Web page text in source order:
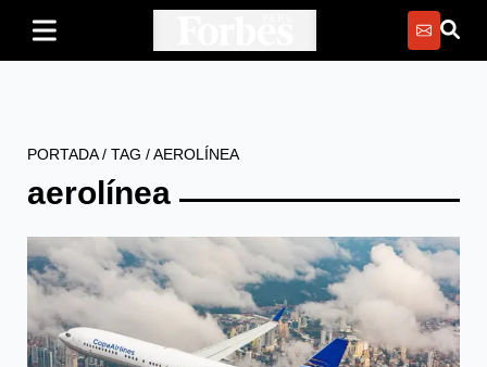
PORTADA/ TAG /AEROLÍNEA
aerolínea